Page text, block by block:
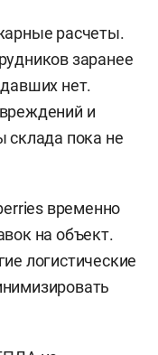
расчеты.
заранее
нет.
и
склада пока не
временно
на объект.
логистические